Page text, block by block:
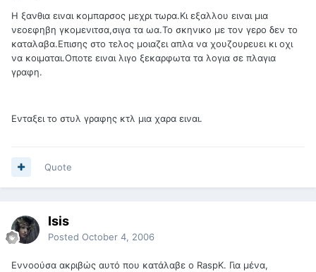
Η ξανθια ειναι κομπαρσος μεχρι τωρα.Κι εξαλλου ειναι μια
νεοεφηβη γκομενιτσα,σιγα τα ωα.Το σκηνικο με τον γερο δεν το
καταλαβα.Επισης στο τελος μοιαζει απλα να χουζουρευει κι οχι
να κοιμαται.Οποτε ειναι λιγο ξεκαρφωτα τα λογια σε πλαγια
γραφη.
Ενταξει το στυλ γραφης κτλ μια χαρα ειναι.
Quote
Isis
Posted October 4, 2006
Εννοούσα ακριβώς αυτό που κατάλαβε ο RaspK. Για μένα,